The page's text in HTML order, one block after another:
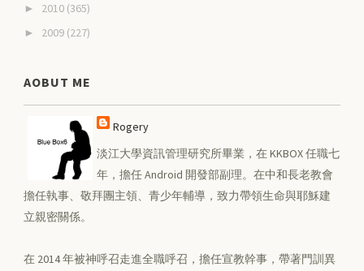
► 2010 (365)
► 2009 (227)
AOBUT ME
Rogery
淡江大學資訊管理研究所畢業，在 KKBOX 任職七
年，擔任 Android 開發部副理。在中和長老教會
擔任執事、敬拜團主領、青少年輔導，致力帶領生命與耶穌建
立親密關係。
在 2014 年被神呼召走進全職呼召，擔任宣教幹事，帶著門訓異